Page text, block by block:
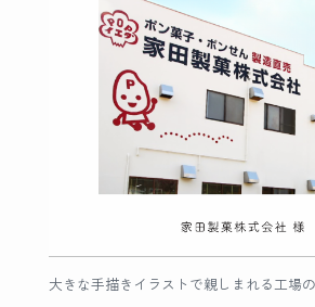
大きな手描きイラストで親しまれる工場